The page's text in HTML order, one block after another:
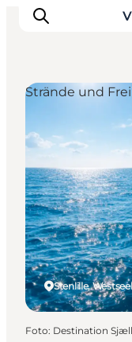
Inspiration
Regionen
Erlebnisse
Unterkünfte
Stenlille,
Strände und
Foto: Destination